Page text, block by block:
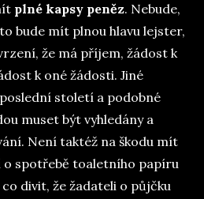
plné kapsy peněz. Nebude,
bude mít plnou hlavu lejster,
že má příjem, žádost k
k oné žádosti. Jiné
století a podobné
muset být vyhledány a
Není taktéž na škodu mít
o spotřebě toaletního papíru
divit, že žadateli o půjčku